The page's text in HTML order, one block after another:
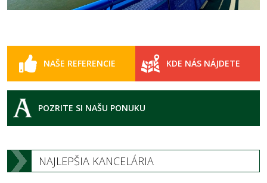
NAŠE REFERENCIE KDE NÁS NÁJDETE
POZRITE SI NAŠU PONUKU
NAJLEPŠIA KANCELÁRIA